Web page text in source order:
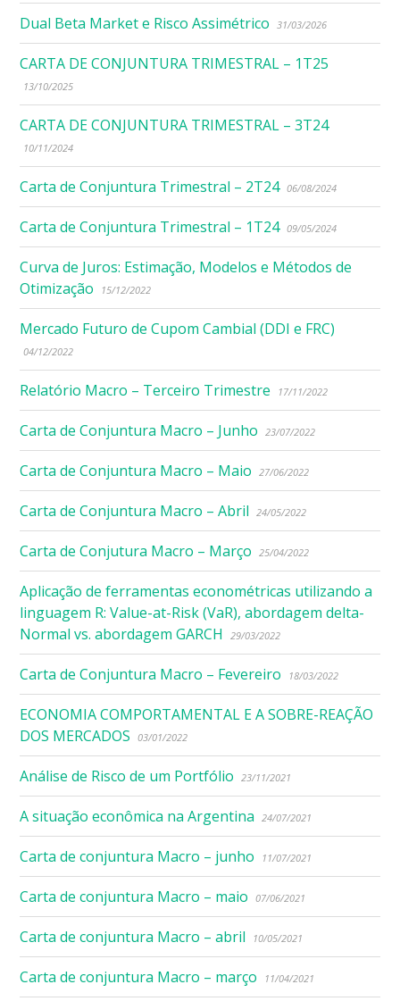
Dual Beta Market e Risco Assimétrico 31/03/2026
CARTA DE CONJUNTURA TRIMESTRAL – 1T25
13/10/2025
CARTA DE CONJUNTURA TRIMESTRAL – 3T24
10/11/2024
Carta de Conjuntura Trimestral – 2T24 06/08/2024
Carta de Conjuntura Trimestral – 1T24 09/05/2024
Curva de Juros: Estimação, Modelos e Métodos de
Otimização
15/12/2022
Mercado Futuro de Cupom Cambial (DDI e FRC)
04/12/2022
Relatório Macro – Terceiro Trimestre 17/11/2022
Carta de Conjuntura Macro – Junho 23/07/2022
Carta de Conjuntura Macro – Maio 27/06/2022
Carta de Conjuntura Macro – Abril 24/05/2022
Carta de Conjutura Macro – Março 25/04/2022
Aplicação de ferramentas econométricas utilizando a
linguagem R: Value-at-Risk (VaR), abordagem delta-
Normal vs. abordagem GARCH
29/03/2022
Carta de Conjuntura Macro – Fevereiro 18/03/2022
ECONOMIA COMPORTAMENTAL E A SOBRE-REAÇÃO
DOS MERCADOS
03/01/2022
Análise de Risco de um Portfólio 23/11/2021
A situação econômica na Argentina 24/07/2021
Carta de conjuntura Macro – junho 11/07/2021
Carta de conjuntura Macro – maio 07/06/2021
Carta de conjuntura Macro – abril 10/05/2021
Carta de conjuntura Macro – março 11/04/2021